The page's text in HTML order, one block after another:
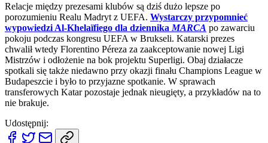
Relacje między prezesami klubów są dziś dużo lepsze po
porozumieniu Realu Madryt z UEFA. Wystarczy przypomnieć
wypowiedzi Al-Khelaïfiego dla dziennika MARCA po zawarciu
pokoju podczas kongresu UEFA w Brukseli. Katarski prezes
chwalił wtedy Florentino Péreza za zaakceptowanie nowej Ligi
Mistrzów i odłożenie na bok projektu Superligi. Obaj działacze
spotkali się także niedawno przy okazji finału Champions League w
Budapeszcie i było to przyjazne spotkanie. W sprawach
transferowych Katar pozostaje jednak nieugięty, a przykładów na to
nie brakuje.
Udostępnij: